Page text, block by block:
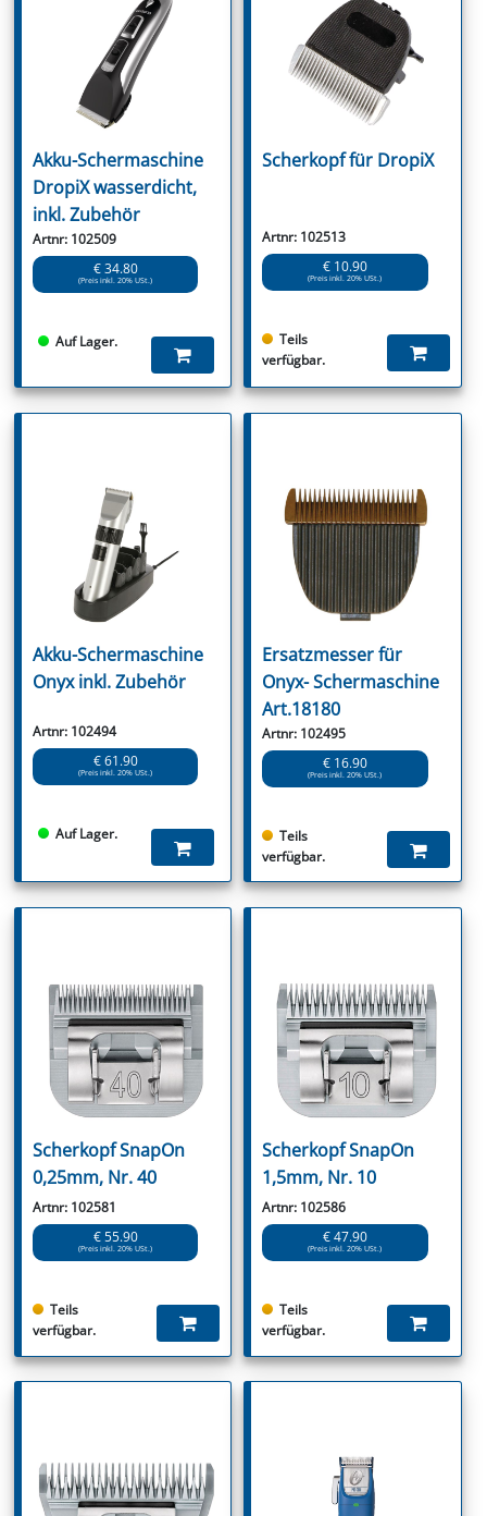
Akku-Schermaschine
DropiX wasserdicht,
inkl. Zubehör
Artnr: 102509
€ 34.80
(Preis inkl. 20% USt.)
Auf Lager.
Scherkopf für DropiX
Artnr: 102513
€ 10.90
(Preis inkl. 20% USt.)
Teils
verfügbar.
Akku-Schermaschine
Onyx inkl. Zubehör
Artnr: 102494
€ 61.90
(Preis inkl. 20% USt.)
Auf Lager.
Ersatzmesser für
Onyx- Schermaschine
Art.18180
Artnr: 102495
€ 16.90
(Preis inkl. 20% USt.)
Teils
verfügbar.
Scherkopf SnapOn
0,25mm, Nr. 40
Artnr: 102581
€ 55.90
(Preis inkl. 20% USt.)
Teils
verfügbar.
Scherkopf SnapOn
1,5mm, Nr. 10
Artnr: 102586
€ 47.90
(Preis inkl. 20% USt.)
Teils
verfügbar.